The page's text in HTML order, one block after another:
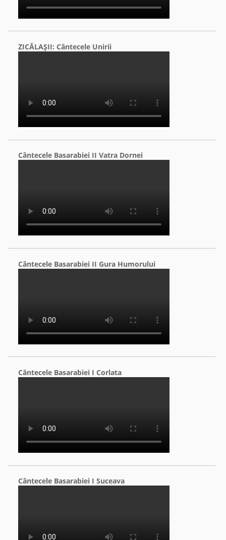
ZICĂLAŞII: Cântecele Unirii
Cântecele Basarabiei II Vatra Dornei
Cântecele Basarabiei II Gura Humorului
Cântecele Basarabiei I Corlata
Cântecele Basarabiei I Suceava